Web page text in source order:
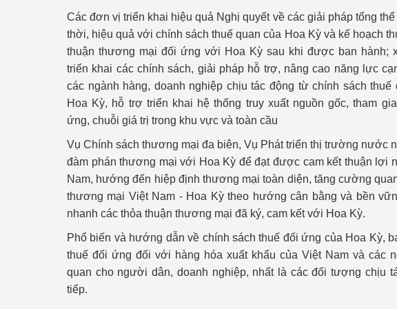
Các đơn vị triển khai hiệu quả Nghị quyết về các giải pháp tổng
thời, hiệu quả với chính sách thuế quan của Hoa Kỳ và kế hoạch
thuận thương mại đối ứng với Hoa Kỳ sau khi được ban hành;
triển khai các chính sách, giải pháp hỗ trợ, nâng cao năng lực
các ngành hàng, doanh nghiệp chịu tác động từ chính sách thuế
Hoa Kỳ, hỗ trợ triển khai hệ thống truy xuất nguồn gốc, tham
ứng, chuỗi giá trị trong khu vực và toàn cầu
Vụ Chính sách thương mại đa biên, Vụ Phát triển thị trường nước
đàm phán thương mại với Hoa Kỳ để đạt được cam kết thuận lợi
Nam, hướng đến hiệp định thương mại toàn diện, tăng cường
thương mại Việt Nam - Hoa Kỳ theo hướng cân bằng và bền
nhanh các thỏa thuận thương mại đã ký, cam kết với Hoa Kỳ.
Phổ biến và hướng dẫn về chính sách thuế đối ứng của Hoa Kỳ,
thuế đối ứng đối với hàng hóa xuất khẩu của Việt Nam và các
quan cho người dân, doanh nghiệp, nhất là các đối tượng chịu
tiếp.